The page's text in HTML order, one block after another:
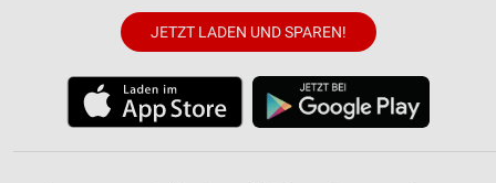
JETZT LADEN UND SPAREN!